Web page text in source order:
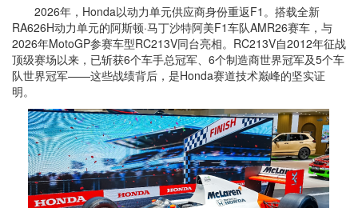
2026年，Honda以动力单元供应商身份重返F1。搭载全新
RA626H动力单元的阿斯顿·马丁沙特阿美F1车队AMR26赛车，与
2026年MotoGP参赛车型RC213V同台亮相。RC213V自2012年征战
顶级赛场以来，已斩获6个车手总冠军、6个制造商世界冠军及5个车
队世界冠军——这些战绩背后，是Honda赛道技术巅峰的坚实证
明。